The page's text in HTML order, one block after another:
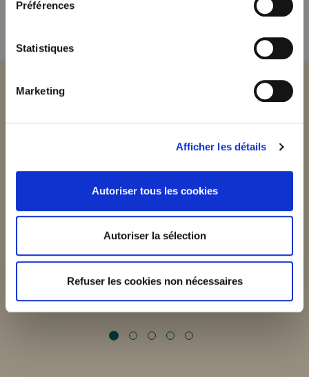
Préférences
Statistiques
Marketing
Afficher les détails
Autoriser tous les cookies
Autoriser la sélection
Refuser les cookies non nécessaires
Envoyer
Quelques Témoignages
lovende reacties van mijn
Het eten, de organisatie,
… ik hoor enkel
alles zo goed en tot in de